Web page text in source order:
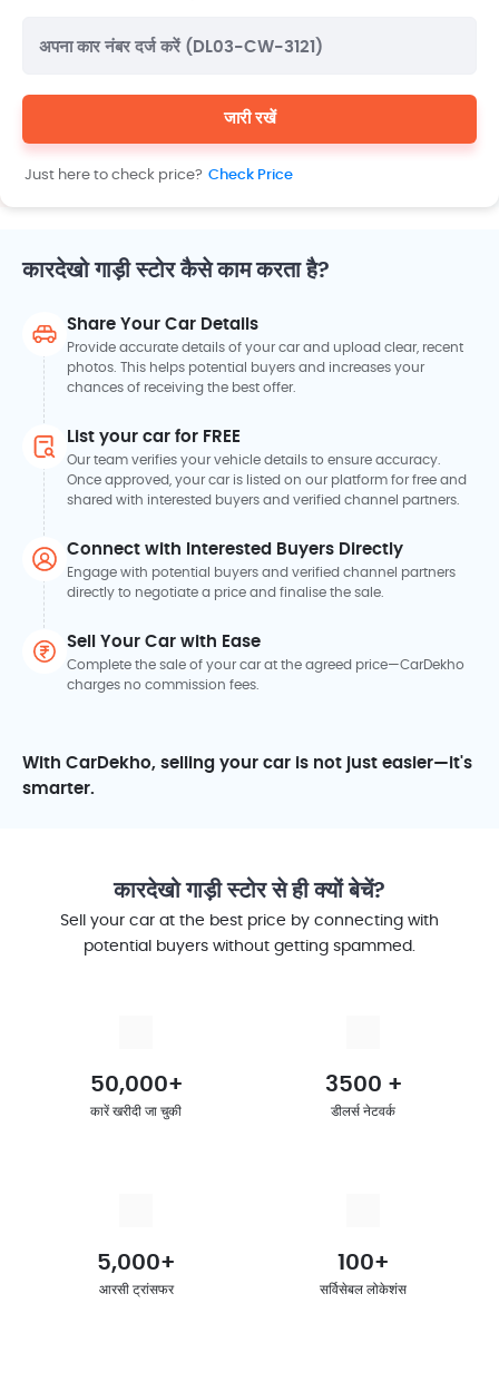
अपना कार नंबर दर्ज करें (DL03-CW-3121)
जारी रखें
Just here to check price? Check Price
कारदेखो गाड़ी स्टोर कैसे काम करता है?
Share Your Car Details
Provide accurate details of your car and upload clear, recent
photos. This helps potential buyers and increases your
chances of receiving the best offer.
List your car for FREE
Our team verifies your vehicle details to ensure accuracy.
Once approved, your car is listed on our platform for free and
shared with interested buyers and verified channel partners.
Connect with Interested Buyers Directly
Engage with potential buyers and verified channel partners
directly to negotiate a price and finalise the sale.
Sell Your Car with Ease
Complete the sale of your car at the agreed price—CarDekho
charges no commission fees.
With CarDekho, selling your car is not just easier—it's
smarter.
कारदेखो गाड़ी स्टोर से ही क्यों बेचें?
Sell your car at the best price by connecting with
potential buyers without getting spammed.
50,000+
कारें खरीदी जा चुकी
3500 +
डीलर्स नेटवर्क
5,000+
आरसी ट्रांसफर
100+
सर्विसेबल लोकेशंस